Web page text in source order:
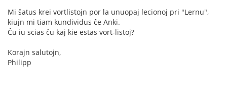
Mi ŝatus krei vortlistojn por la unuopaj lecionoj pri "Lernu",
kiujn mi tiam kundividus ĉe Anki.
Ĉu iu scias ĉu kaj kie estas vort-listoj?
Korajn salutojn,
Philipp